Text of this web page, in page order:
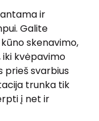
ir
Galite
skenavimo,
iki kvėpavimo
prieš svarbius
trunka tik
į net ir